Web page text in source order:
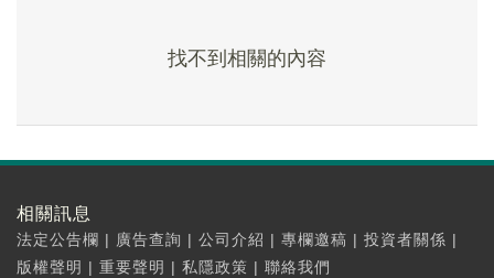
找不到相關的內容
相關訊息
法定公告欄 | 廣告查詢 | 公司介紹 | 專欄邀稿 | 投資者關係 |
版權聲明 | 重要聲明 | 私隱政策 | 聯絡我們